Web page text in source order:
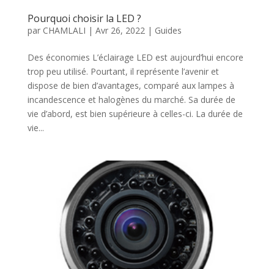
Pourquoi choisir la LED ?
par CHAMLALI | Avr 26, 2022| Guides
Des économies L’éclairage LED est aujourd’hui encore
trop peu utilisé. Pourtant, il représente l’avenir et
dispose de bien d’avantages, comparé aux lampes à
incandescence et halogènes du marché. Sa durée de
vie d’abord, est bien supérieure à celles-ci. La durée de
vie...